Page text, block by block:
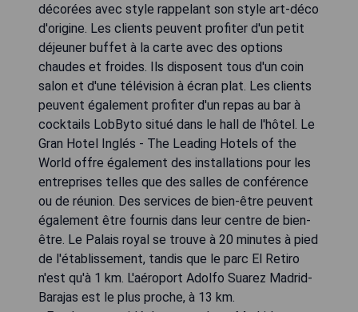
décorées avec style rappelant son style art-déco
d'origine. Les clients peuvent profiter d'un petit
déjeuner buffet à la carte avec des options
chaudes et froides. Ils disposent tous d'un coin
salon et d'une télévision à écran plat. Les clients
peuvent également profiter d'un repas au bar à
cocktails LobByto situé dans le hall de l'hôtel. Le
Gran Hotel Inglés - The Leading Hotels of the
World offre également des installations pour les
entreprises telles que des salles de conférence
ou de réunion. Des services de bien-être peuvent
également être fournis dans leur centre de bien-
être. Le Palais royal se trouve à 20 minutes à pied
de l'établissement, tandis que le parc El Retiro
n'est qu'à 1 km. L'aéroport Adolfo Suarez Madrid-
Barajas est le plus proche, à 13 km.